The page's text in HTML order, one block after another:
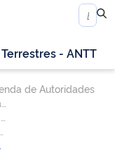
- ANTT
de Autoridades